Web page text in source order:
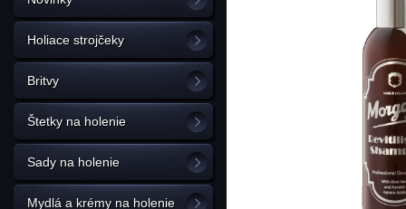
Holiace strojčeky
Britvy
Štetky na holenie
Sady na holenie
Mydlá a krémy na holenie